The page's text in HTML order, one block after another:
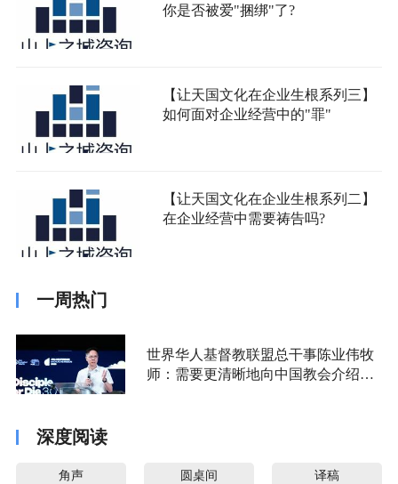
你是否被爱"捆绑"了?
【让天国文化在企业生根系列三】
如何面对企业经营中的"罪"
【让天国文化在企业生根系列二】
在企业经营中需要祷告吗?
一周热门
世界华人基督教联盟总干事陈业伟牧
师：需要更清晰地向中国教会介绍福
深度阅读
角声 圆桌间 译稿